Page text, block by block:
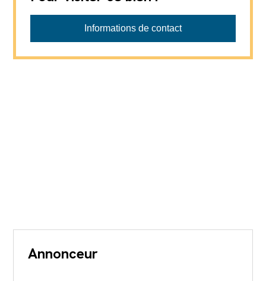
Informations de contact
Annonceur